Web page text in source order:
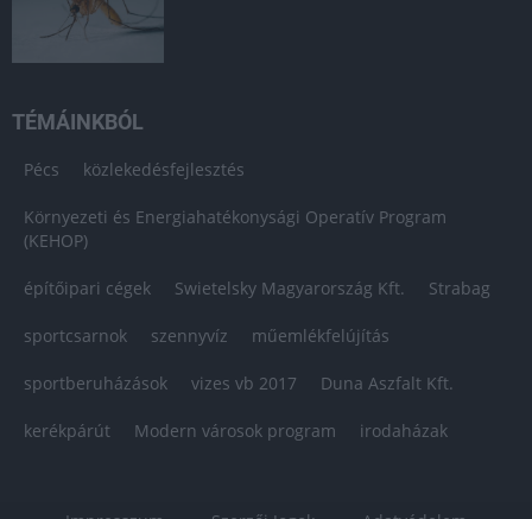
TÉMÁINKBÓL
Pécs közlekedésfejlesztés
Környezeti és Energiahatékonysági Operatív Program
(KEHOP)
építőipari cégek Swietelsky Magyarország Kft. Strabag
sportcsarnok szennyvíz műemlékfelújítás
sportberuházások vizes vb 2017 Duna Aszfalt Kft.
kerékpárút Modern városok program irodaházak